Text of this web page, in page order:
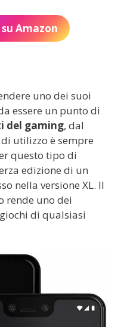
Amazon
uno dei suoi
essere un punto di
del gaming, dal
utilizzo è sempre
questo tipo di
edizione di un
nella versione XL. Il
rende uno dei
di qualsiasi